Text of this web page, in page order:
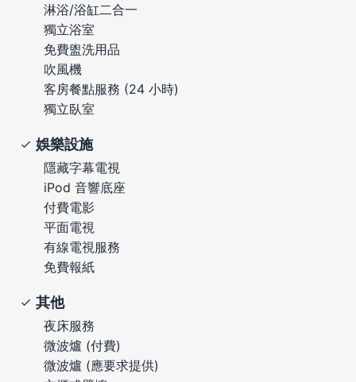
淋浴/浴缸二合一
獨立浴室
免費盥洗用品
吹風機
客房餐點服務 (24 小時)
獨立臥室
娛樂設施
隱藏字幕電視
iPod 音響底座
付費電影
平面電視
有線電視服務
免費報紙
其他
夜床服務
微波爐 (付費)
微波爐 (應要求提供)